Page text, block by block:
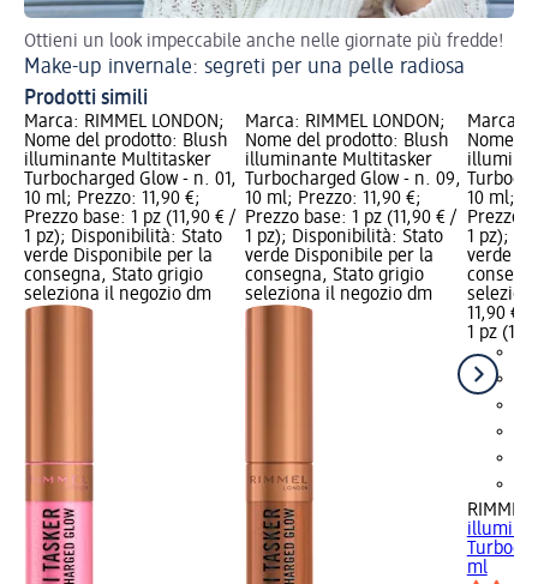
Ottieni un look impeccabile anche nelle giornate più fredde!
Make-up invernale: segreti per una pelle radiosa
Prodotti simili
Marca: RIMMEL LONDON;
Nome del prodotto: Blush
illuminante Multitasker
Turbocharged Glow - n. 01,
10 ml; Prezzo: 11,90 €;
Prezzo base: 1 pz (11,90 € /
1 pz); Disponibilità: Stato
verde Disponibile per la
consegna, Stato grigio
seleziona il negozio dm
Marca: RIMMEL LONDON;
Nome del prodotto: Blush
illuminante Multitasker
Turbocharged Glow - n. 09,
10 ml; Prezzo: 11,90 €;
Prezzo base: 1 pz (11,90 € /
1 pz); Disponibilità: Stato
verde Disponibile per la
consegna, Stato grigio
seleziona il negozio dm
Marca:
Nome
10 ml;
Prezzo
1 pz);
verde
11,90 €
1 pz
RIMMEL
ml